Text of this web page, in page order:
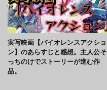
実写映画【バイオレンスアクショ
ン】のあらすじと感想。主人公そ
っちのけでストーリーが進む作
品。